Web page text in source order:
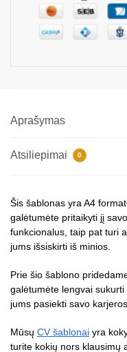
Aprašymas
Atsiliepimai 0
Šis šablonas yra A4
galėtumėte pritaikyti jį
funkcionalus, taip pat turi
jums išsiskirti iš minios.
Prie šio šablono
galėtumėte lengvai
jums pasiekti savo
Mūsų CV šablonai yra
turite kokių nors klausimų